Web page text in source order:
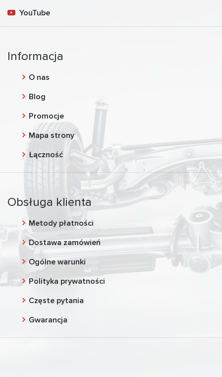
YouTube
Informacja
O nas
Blog
Promocje
Mapa strony
Łączność
Obsługa klienta
Metody płatności
Dostawa zamówień
Ogólne warunki
Polityka prywatności
Częste pytania
Gwarancja